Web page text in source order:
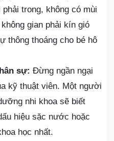
trong, không có mùi
gian phải kín gió
thông thoáng cho bé hô
sự: Đừng ngần ngại
kỹ thuật viên. Một người
nhi khoa sẽ biết
hiệu sặc nước hoặc
học nhất.